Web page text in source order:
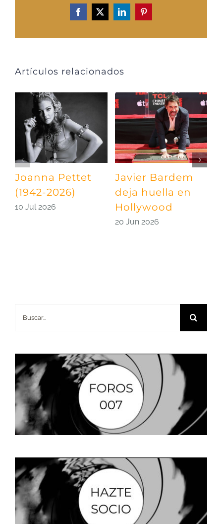
Facebook
X LinkedInPinterest
Artículos relacionados
Joanna Pettet
(1942-2026)
10 Jul 2026
Javier Bardem
deja huella en
Hollywood
20 Jun 2026